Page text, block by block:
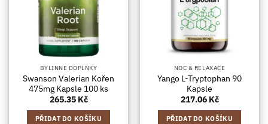
BYLINNÉ DOPLŇKY
Swanson Valerian Kořen
475mg Kapsle 100 ks
265.35 Kč
PŘIDAT DO KOŠÍKU
NOC & RELAXACE
Yango L-Tryptophan 90
Kapsle
217.06 Kč
PŘIDAT DO KOŠÍKU